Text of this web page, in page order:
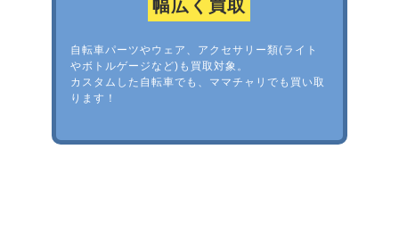
幅広く買取
自転車パーツやウェア、アクセサリー類(ライト
やボトルゲージなど)も買取対象。
カスタムした自転車でも、ママチャリでも買い取
ります！